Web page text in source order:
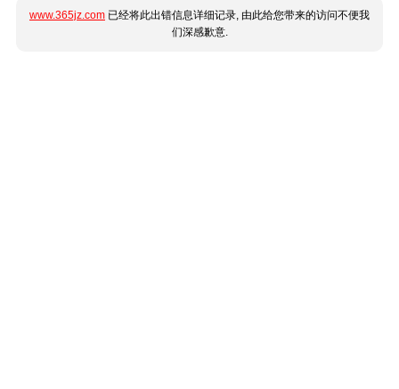
www.365jz.com 已经将此出错信息详细记录, 由此给您带来的访问不便我
们深感歉意.